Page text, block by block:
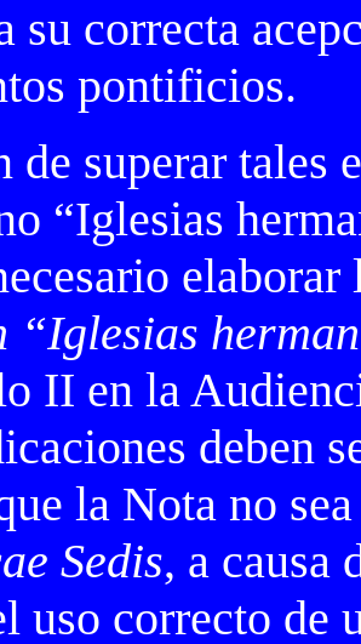
su correcta
pontificios.
de superar tales
“Iglesias
“Iglesias
II en la
deben
la Nota no
Sedis, a causa
uso correcto